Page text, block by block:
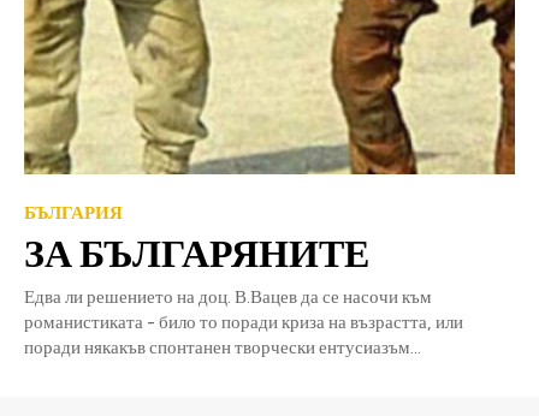
БЪЛГАРИЯ
ЗА БЪЛГАРЯНИТЕ
Едва ли решението на доц. В.Вацев да се насочи към
романистиката - било то поради криза на възрастта, или
поради някакъв спонтанен творчески ентусиазъм...